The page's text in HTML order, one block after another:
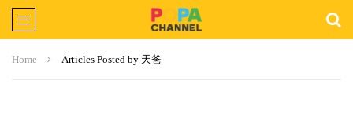
Home Articles Posted by 天爸